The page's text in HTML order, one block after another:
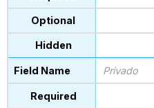
Privado